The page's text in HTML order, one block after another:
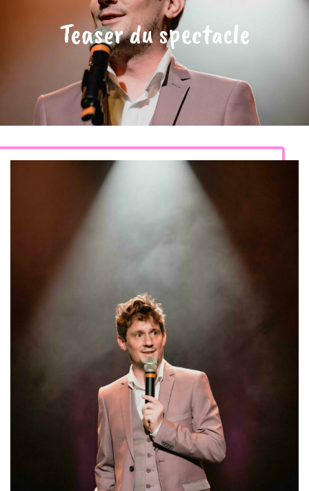
Teaser du spectacle